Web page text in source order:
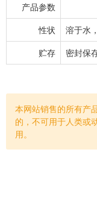
产品参数
性状
溶于水
贮存
密封保
本网站销售的所有产
的，不可用于人类或
用。